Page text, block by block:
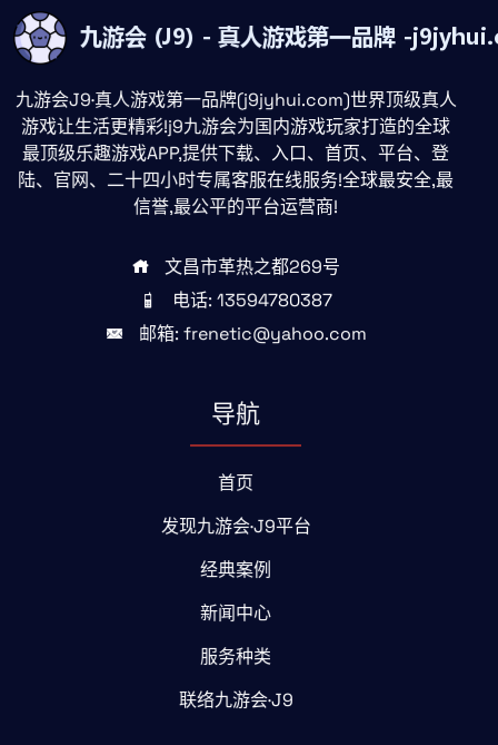
九游会J9·真人游戏第一品牌(j9jyhui.com)世界顶级真人
游戏让生活更精彩!j9九游会为国内游戏玩家打造的全球
最顶级乐趣游戏APP,提供下载、入口、首页、平台、登
陆、官网、二十四小时专属客服在线服务!全球最安全,最
信誉,最公平的平台运营商!
文昌市革热之都269号
电话: 13594780387
邮箱: frenetic@yahoo.com
导航
首页
发现九游会·J9平台
经典案例
新闻中心
服务种类
联络九游会·J9